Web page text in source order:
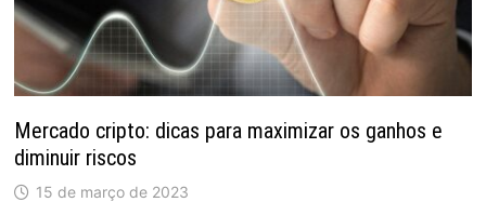
Mercado cripto: dicas para maximizar os ganhos e
diminuir riscos
15 de março de 2023